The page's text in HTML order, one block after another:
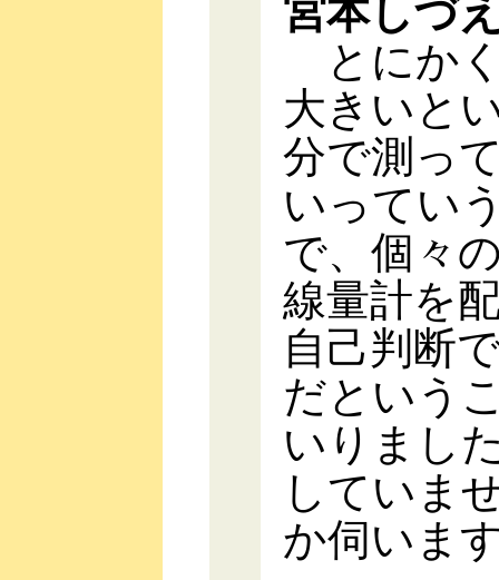
宮本しづ
とにか
大きいと
分で測っ
いってい
で、個々
線量計を
自己判断
だという
いりまし
していま
か伺いま